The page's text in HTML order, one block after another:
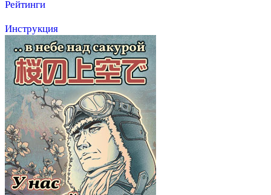
Рейтинги
Инструкция